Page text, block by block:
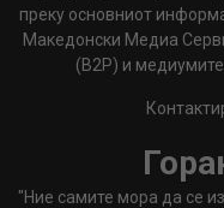
преку основниот
Македонски Медиа
(B2P) и медиумите
"Ние самите мора да се